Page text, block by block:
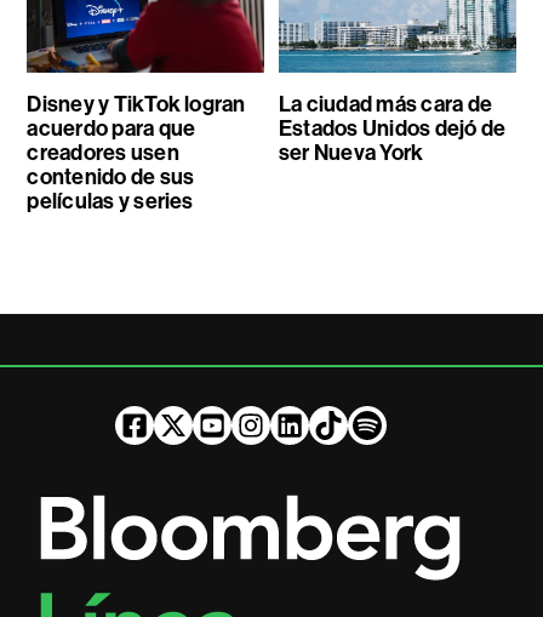
Disney y TikTok logran
acuerdo para que
creadores usen
contenido de sus
películas y series
La ciudad más cara de
Estados Unidos dejó de
ser Nueva York